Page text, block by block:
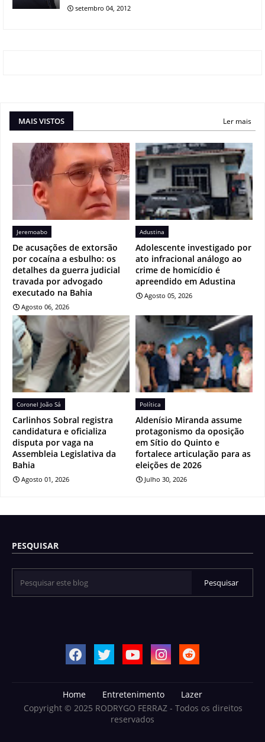
setembro 04, 2012
MAIS VISTOS Ler mais
Jeremoabo
De acusações de extorsão
por cocaína a esbulho: os
detalhes da guerra judicial
travada por advogado
executado na Bahia
Agosto 06, 2026
Adustina
Adolescente investigado por
ato infracional análogo ao
crime de homicídio é
apreendido em Adustina
Agosto 05, 2026
Coronel João Sá
Carlinhos Sobral registra
candidatura e oficializa
disputa por vaga na
Assembleia Legislativa da
Bahia
Agosto 01, 2026
Política
Aldenísio Miranda assume
protagonismo da oposição
em Sítio do Quinto e
fortalece articulação para as
eleições de 2026
Julho 30, 2026
PESQUISAR
Home Entretenimento
Lazer
Copyright © 2025 RODRYGO FERRAZ - Todos os direitos
reservados